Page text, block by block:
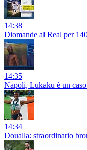
14:38
Diomande al Real per
14:35
Napoli, Lukaku è un
14:34
Doualla: straordinario